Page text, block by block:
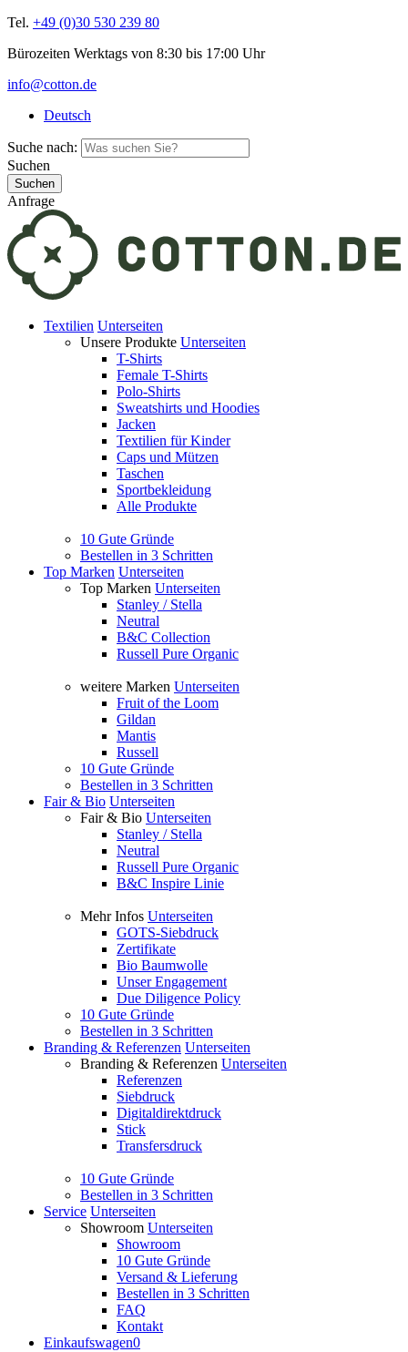
Tel. +49 (0)30 530 239 80
Bürozeiten Werktags von 8:30 bis 17:00 Uhr
info@cotton.de
Deutsch
Suche nach:
Suchen
Anfrage
Textilien Unterseiten
Unsere Produkte Unterseiten
T-Shirts
Female T-Shirts
Polo-Shirts
Sweatshirts und Hoodies
Jacken
Textilien für Kinder
Caps und Mützen
Taschen
Sportbekleidung
Alle Produkte
10 Gute Gründe
Bestellen in 3 Schritten
Top Marken Unterseiten
Top Marken Unterseiten
Stanley / Stella
Neutral
B&C Collection
Russell Pure Organic
weitere Marken Unterseiten
Fruit of the Loom
Gildan
Mantis
Russell
10 Gute Gründe
Bestellen in 3 Schritten
Fair & Bio Unterseiten
Fair & Bio Unterseiten
Stanley / Stella
Neutral
Russell Pure Organic
B&C Inspire Linie
Mehr Infos Unterseiten
GOTS-Siebdruck
Zertifikate
Bio Baumwolle
Unser Engagement
Due Diligence Policy
10 Gute Gründe
Bestellen in 3 Schritten
Branding & Referenzen Unterseiten
Branding & Referenzen Unterseiten
Referenzen
Siebdruck
Digitaldirektdruck
Stick
Transfersdruck
10 Gute Gründe
Bestellen in 3 Schritten
Service Unterseiten
Showroom Unterseiten
Showroom
10 Gute Gründe
Versand & Lieferung
Bestellen in 3 Schritten
FAQ
Kontakt
Einkaufswagen0